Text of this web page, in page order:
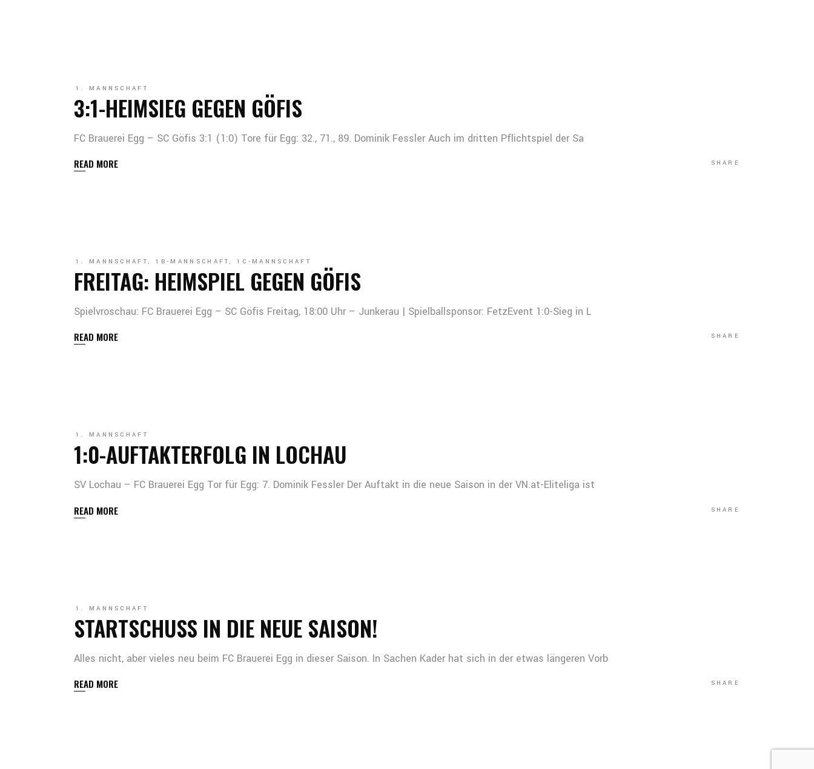
1. MANNSCHAFT
3:1-HEIMSIEG GEGEN GÖFIS
FC Brauerei Egg – SC Göfis 3:1 (1:0) Tore für Egg: 32., 71., 89. Dominik Fessler Auch im dritten Pflichtspiel der Sa
READ MORE SHARE
1. MANNSCHAFT, 1B-MANNSCHAFT,1C-MANNSCHAFT
FREITAG: HEIMSPIEL GEGEN GÖFIS
Spielvroschau: FC Brauerei Egg – SC Göfis Freitag, 18:00 Uhr – Junkerau | Spielballsponsor: FetzEvent 1:0-Sieg in L
READ MORE SHARE
1. MANNSCHAFT
1:0-AUFTAKTERFOLG IN LOCHAU
SV Lochau – FC Brauerei Egg Tor für Egg: 7. Dominik Fessler Der Auftakt in die neue Saison in der VN.at-Eliteliga ist
READ MORE SHARE
1. MANNSCHAFT
STARTSCHUSS IN DIE NEUE SAISON!
Alles nicht, aber vieles neu beim FC Brauerei Egg in dieser Saison. In Sachen Kader hat sich in der etwas längeren Vorb
READ MORE SHARE